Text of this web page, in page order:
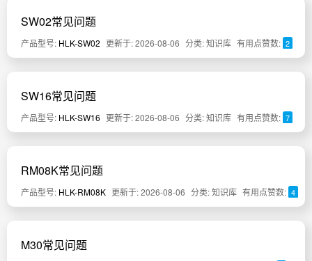
SW02常见问题
产品型号: HLK-SW02 更新于: 2026-08-06 分类: 知识库 有用点赞数: 2
SW16常见问题
产品型号: HLK-SW16 更新于: 2026-08-06 分类: 知识库 有用点赞数: 7
RM08K常见问题
产品型号: HLK-RM08K 更新于: 2026-08-06 分类: 知识库 有用点赞数: 4
M30常见问题